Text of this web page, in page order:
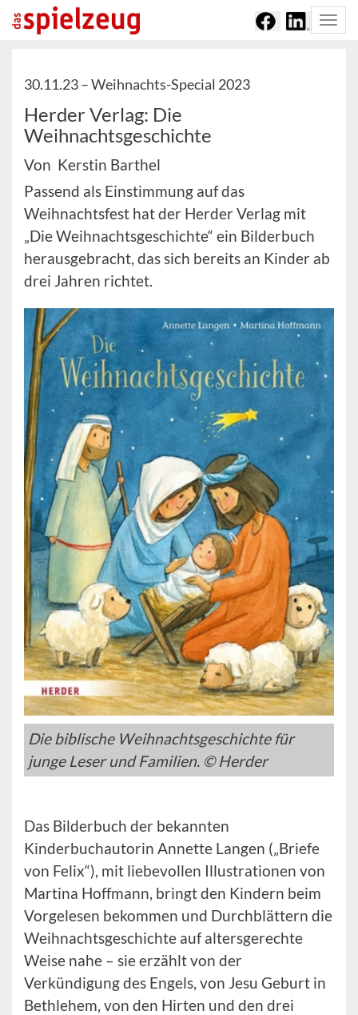
30.11.23 –Weihnachts-Special 2023
Herder Verlag: Die
Weihnachtsgeschichte
Von Kerstin Barthel
Passend als Einstimmung auf das
Weihnachtsfest hat der Herder Verlag mit
„Die Weihnachtsgeschichte“ ein Bilderbuch
herausgebracht, das sich bereits an Kinder ab
drei Jahren richtet.
Die biblische Weihnachtsgeschichte für
junge Leser und Familien. © Herder
Das Bilderbuch der bekannten
Kinderbuchautorin Annette Langen („Briefe
von Felix“), mit liebevollen Illustrationen von
Martina Hoffmann, bringt den Kindern beim
Vorgelesen bekommen und Durchblättern die
Weihnachtsgeschichte auf altersgerechte
Weise nahe – sie erzählt von der
Verkündigung des Engels, von Jesu Geburt in
Bethlehem, von den Hirten und den drei